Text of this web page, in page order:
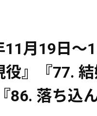
月19日～
』『77.
86. 落ち込